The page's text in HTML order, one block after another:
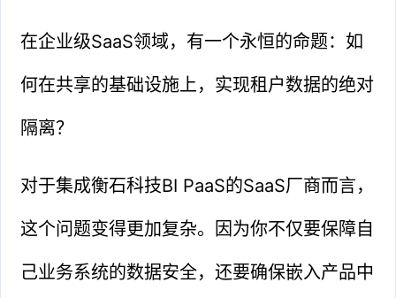
在企业级SaaS领域，有一个永恒的命题：如
何在共享的基础设施上，实现租户数据的绝对
隔离？
对于集成衡石科技BI PaaS的SaaS厂商而言，
这个问题变得更加复杂。因为你不仅要保障自
己业务系统的数据安全，还要确保嵌入产品中